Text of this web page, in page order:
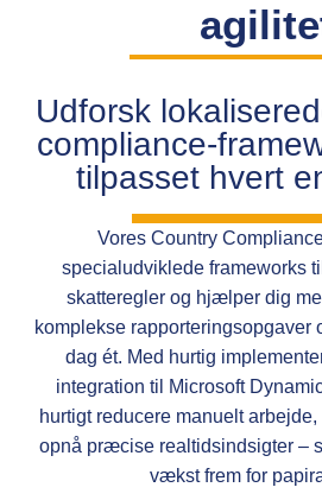
Udforsk
compliance-
tilpasset hvert
Vores Country
specialudviklede frameworks
skatteregler og hjælper dig
komplekse rapporteringsopgaver
dag ét. Med hurtig
integration til Microsoft
hurtigt reducere manuelt
opnå præcise realtidsindsigter –
vækst frem for